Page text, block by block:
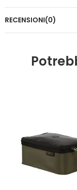
RECENSIONI(0)